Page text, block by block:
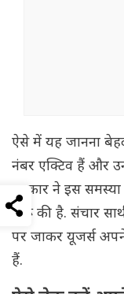
ऐसे में यह जानना
नंबर एक्टिव हैं और
सरकार ने इस
शुरू की है. संचार
पर जाकर यूजर्स
हैं.